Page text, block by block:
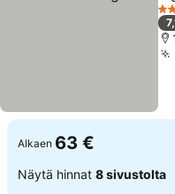
3
Alkaen 63 €
Näytä hinnat 8 sivustolta